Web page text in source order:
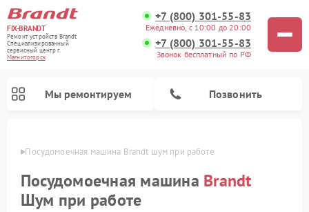
FIX-BRANDT
Ремонт устройств Brandt
Специализированный
cервисный центр г.
Магнитогорск
+7 (800) 301-55-83
Ежедневно, с 10:00 до 20:00
+7 (800) 301-55-83
Звонок бесплатный по РФ
Мы ремонтируем Позвонить
Посудомоечная машина Brandt шум при работе
Посудомоечная машина Brandt
Шум при работе